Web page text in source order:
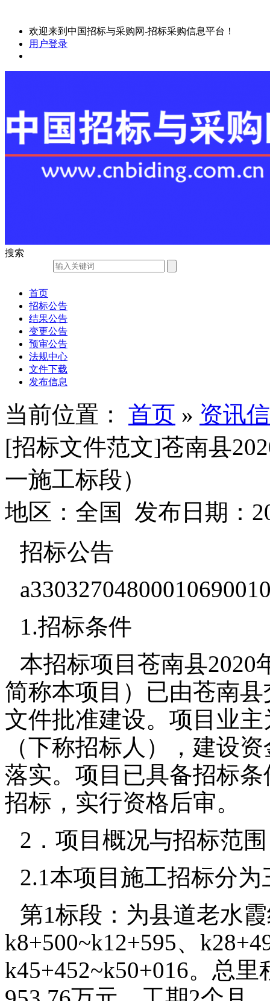
欢迎来到中国招标与采购网-招标采购信息平台！
用户登录
搜索
首页
招标公告
结果公告
变更公告
预审公告
法规中心
文件下载
发布信息
当前位置： 首页 » 资讯
[招标文件范文]苍南县
一施工标段）
地区：全国 发布日期：
招标公告
1.招标条件
本招标项目苍南县2020
简称本项目）已由苍南
文件批准建设。项目业
（下称招标人），建设
落实。项目已具备招标
招标，实行资格后审。
2．项目概况与招标范围
2.1本项目施工招标分
第1标段：为县道老水
k8+500~k12+595、
k45+452~k50+016。总